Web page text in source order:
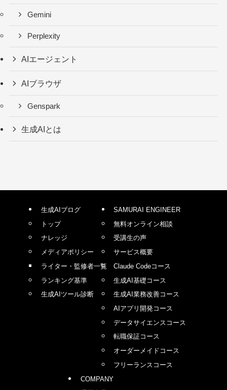
Gemini
Perplexity
AIエージェント
AIブラウザ
Genspark
生成AIとは
生成AIブログ
トップ
ナレッジ
メディアポリシー
ライター・監修者一覧
ランキング基準
生成AIツール診断
SAMURAI ENGINEER
無料オンライン相談
受講生の声
サービス概要
Claude Codeコース
生成AI基礎コース
生成AI業務改善コース
AIアプリ開発コース
データサイエンスコース
転職保証コース
オーダーメイドコース
フリーランスコース
COMPANY